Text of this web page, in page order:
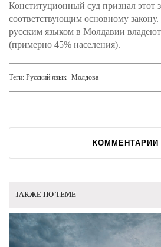
Конституционный суд признал этот
соответствующим основному
русским языком в Молдавии
(примерно 45% населения).
Теги: Русский язык Молдова
КОММЕНТАРИИ
ТАКЖЕ ПО ТЕМЕ